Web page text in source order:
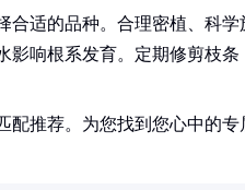
适的品种。合理密植、科
响根系发育。定期修剪枝
配推荐。为您找到您心中的专